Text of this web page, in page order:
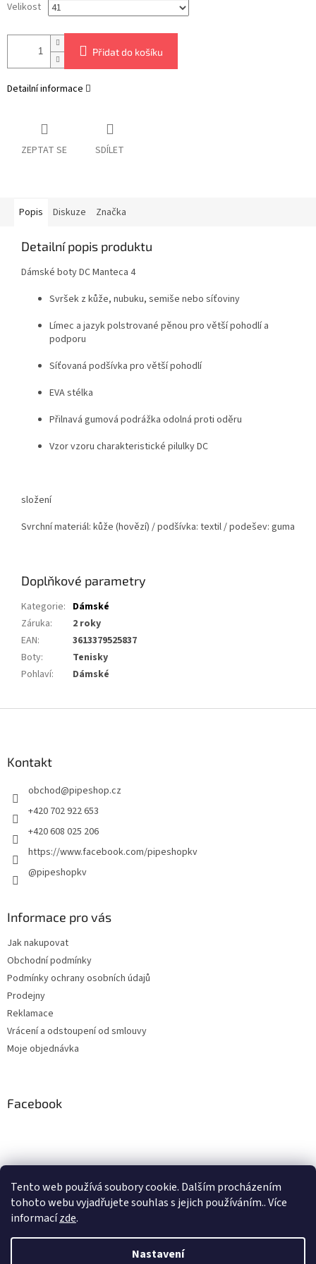
Tento web používá soubory cookie. Dalším procházením
tohoto webu vyjadřujete souhlas s jejich používáním.. Více
informacízde.
Nastavení
Velikost
Přidat do košíku
Detailní informace
ZEPTAT SE SDÍLET
Popis Diskuze Značka
Detailní popis produktu
Dámské boty DC Manteca 4
Svršek z kůže, nubuku, semiše nebo síťoviny
Límec a jazyk polstrované pěnou pro větší pohodlí a
podporu
Síťovaná podšívka pro větší pohodlí
EVA stélka
Přilnavá gumová podrážka odolná proti oděru
Vzor vzoru charakteristické pilulky DC
složení
Svrchní materiál: kůže (hovězí) / podšívka: textil / podešev: guma
Doplňkové parametry
Kategorie: Dámské
Záruka:
2 roky
EAN:
3613379525837
Boty:
Tenisky
Pohlaví: Dámské
Kontakt
obchod@pipeshop.cz
+420 702 922 653
+420 608 025 206
https://www.facebook.com/pipeshopkv
@pipeshopkv
Informace pro vás
Jak nakupovat
Obchodní podmínky
Podmínky ochrany osobních údajů
Prodejny
Reklamace
Vrácení a odstoupení od smlouvy
Moje objednávka
Facebook
Instagram
Sledovat na Instagramu
Vytvořil Shoptet